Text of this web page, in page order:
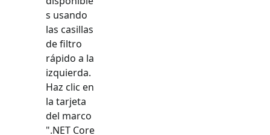
s usando
las casillas
de filtro
rápido a la
izquierda.
Haz clic en
la tarjeta
del marco
".NET Core